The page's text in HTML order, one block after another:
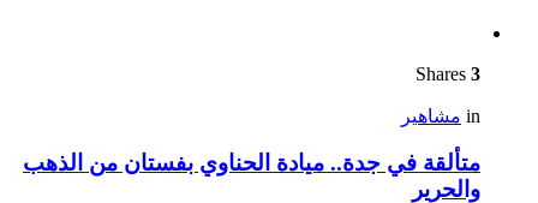
3
in مشاهير
متألقة في جدة.. ميادة الحناوي بفستان من الذهب
والحرير